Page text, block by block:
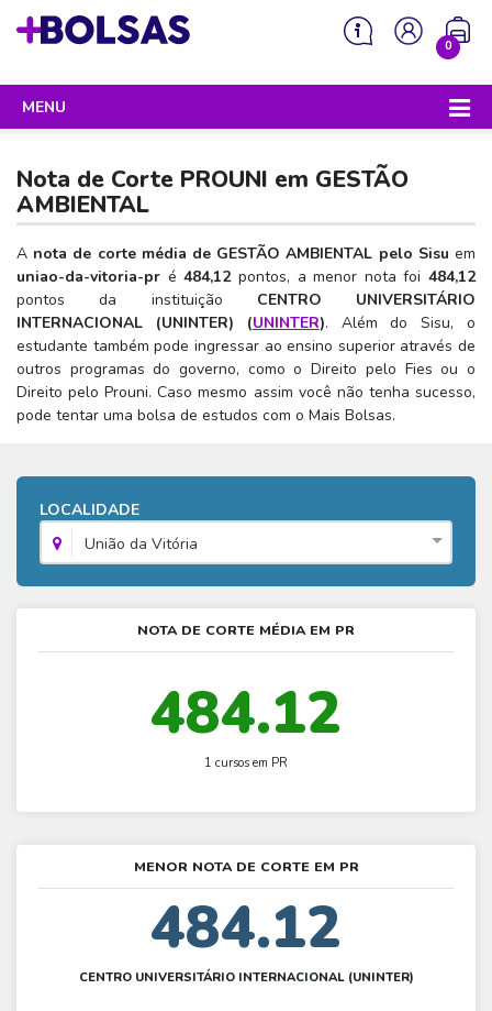
0
Sua mochila está vazia!
MENU
ENEM
Enem 2026 - Tudo o que você precisa saber
Enem – O que é
Enem – Quem pode fazer
Enem – Para que serve
Enem – Como se preparar
Enem – Cartilha redação
Hora do Enem – O que é
Enem – Gabarito oficial
SISU
Sisu 2026 – Tudo o que você precisa saber
SISU – O que é
SISU – Quem pode participar
SISU – Como se inscrever
SISU – Universidades participantes
SISU - Simulador
PROUNI
Prouni 2026 – Tudo o que você precisa saber
Prouni – O que é
Prouni – Quem pode participar
Prouni – Lista de espera
Prouni - Universidades participantes
Prouni – Simulador
FIES
Fies e P-Fies 2026 – Tudo o que você precisa saber
Fies – O que é
Fies – Como fazer a inscrição
Fies e Prouni – Diferença
Fies - Simulador
PRONATEC
SISUTEC
ENARE
Nota de Corte PROUNI em GESTÃO
AMBIENTAL
A nota de corte média de GESTÃO AMBIENTAL pelo Sisu em
uniao-da-vitoria-pr é484,12pontos, a menor nota foi 484,12
pontos da instituição CENTRO UNIVERSITÁRIO
INTERNACIONAL (UNINTER) (UNINTER). Além do Sisu, o
estudante também pode ingressar ao ensino superior através de
outros programas do governo, como o Direito pelo Fies ou o
Direito pelo Prouni. Caso mesmo assim você não tenha sucesso,
pode tentar uma bolsa de estudos com o Mais Bolsas.
LOCALIDADE
União da Vitória
NOTA DE CORTE MÉDIA EM PR
484.12
1 cursos em PR
MENOR NOTA DE CORTE EM PR
484.12
CENTRO UNIVERSITÁRIO INTERNACIONAL (UNINTER)